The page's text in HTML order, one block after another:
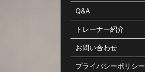
Q&A
トレーナー紹介
お問い合わせ
プライバシーポリシー